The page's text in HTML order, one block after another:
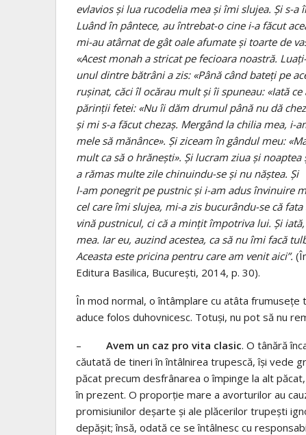
evlavios și lua rucodelia mea și îmi slujea. Și s-
Luând în pântece, au întrebat-o cine i-a făcut
mi-au atârnat de gât oale afumate și toarte de
«Acest monah a stricat pe fecioara noastră.
unul dintre bătrâni a zis: «Până când bateți pe
rușinat, căci îl ocărau mult și îi spuneau: «Iată
părinții fetei: «Nu îi dăm drumul până nu dă
și mi s-a făcut chezaș. Mergând la chilia mea, i-
mele să mănânce». Și ziceam în gândul meu:
mult ca să o hrănești». Și lucram ziua și
a rămas multe zile chinuindu-se și nu năștea. Și
l-am ponegrit pe pustnic și i-am adus învinuire
cel care îmi slujea, mi-a zis bucurându-se că
vină pustnicul, ci că a mințit împotriva lui. Și
mea. Iar eu, auzind acestea, ca să nu îmi facă
Aceasta este pricina pentru care am venit aici”.
Editura Basilica, București, 2014, p. 30).
În mod normal, o întâmplare cu atâta
aduce folos duhovnicesc. Totuși, nu pot să nu
– Avem un caz pro vita clasic. O tânără
căutată de tineri în întâlnirea trupescă, își vede
păcat precum desfrânarea o împinge la alt
în prezent. O proporție mare a avorturilor au
promisiunilor deșarte și ale plăcerilor trupești
depășit; însă, odată ce se întâlnesc cu